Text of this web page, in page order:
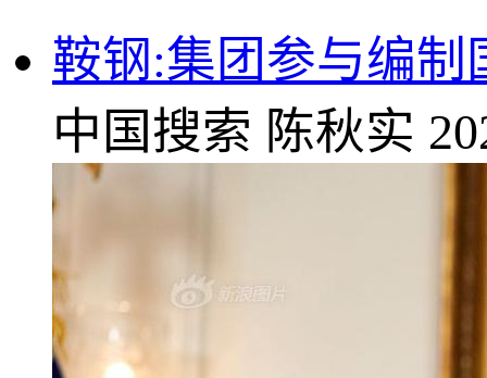
鞍钢:集团参与编
中国搜索 陈秋实